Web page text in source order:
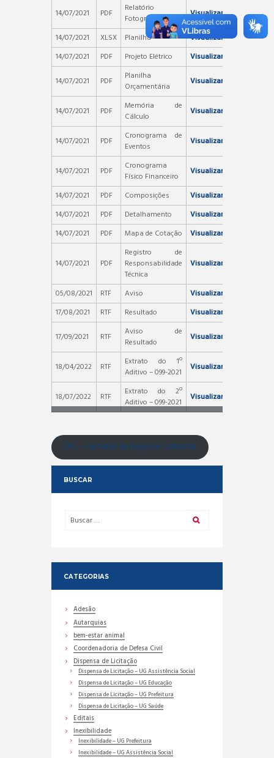
14/07/2021 PDF
Relatório
Fotográfico
Visualizar
14/07/2021
XLSX Planilha
Visualizar
14/07/2021
PDF Projeto Elétrico
Visualizar
14/07/2021
PDF
Planilha
Orçamentária
Visualizar
14/07/2021 PDF
Memória de
Cálculo
Visualizar
14/07/2021 PDF
Cronograma de
Eventos
Visualizar
14/07/2021 PDF
Cronograma
Físico Financeiro
Visualizar
14/07/2021
PDF Composições
Visualizar
14/07/2021
PDF Detalhamento
Visualizar
14/07/2021
PDF Mapa de Cotação Visualizar
14/07/2021 PDF
Registro de
Responsabilidade
Técnica
Visualizar
05/08/2021 RTF Aviso
Visualizar
17/08/2021
RTF Resultado
Visualizar
17/09/2021
RTF
Aviso de
Resultado
Visualizar
18/04/2022 RTF
Extrato do 1º
Aditivo – 099-2021
Visualizar
18/07/2022 RTF
Extrato do 2º
Aditivo – 099-2021
Visualizar
CRC – Certidão de Registro Cadastral
BUSCAR
CATEGORIAS
Adesão
Autarquias
bem-estar animal
Coordenadoria de Defesa Civil
Dispensa de Licitação
Dispensa de Licitação – UG Assistência Social
Dispensa de Licitação – UG Educação
Dispensa de Licitação – UG Prefeitura
Dispensa de Licitação – UG Saúde
Editais
Inexibilidade
Inexibilidade – UG Prefeitura
Inexibilidade – UG Assistência Social